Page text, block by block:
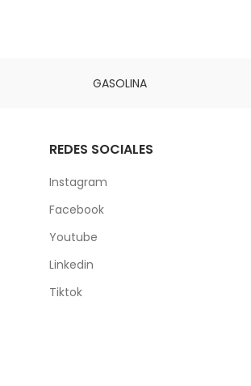
GASOLINA
REDES SOCIALES
Instagram
Facebook
Youtube
Linkedin
Tiktok